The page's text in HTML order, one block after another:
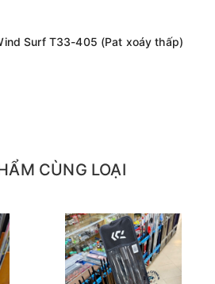
Surf T33-405 (Pat xoáy thấp)
CÙNG LOẠI